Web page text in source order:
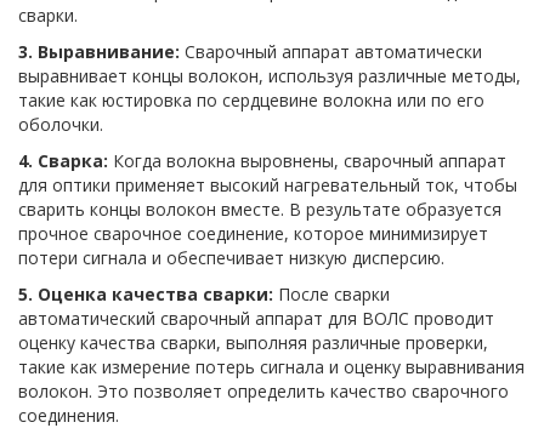
сварки.
3. Выравнивание: Сварочный аппарат автоматически
выравнивает концы волокон, используя различные методы,
такие как юстировка по сердцевине волокна или по его
оболочки.
4. Сварка: Когда волокна выровнены, сварочный аппарат
для оптики применяет высокий нагревательный ток, чтобы
сварить концы волокон вместе. В результате образуется
прочное сварочное соединение, которое минимизирует
потери сигнала и обеспечивает низкую дисперсию.
5. Оценка качества сварки: После сварки
автоматический сварочный аппарат для ВОЛС проводит
оценку качества сварки, выполняя различные проверки,
такие как измерение потерь сигнала и оценку выравнивания
волокон. Это позволяет определить качество сварочного
соединения.